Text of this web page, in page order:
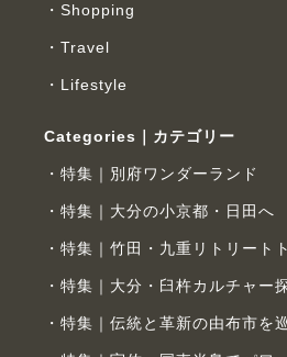
Shopping
Travel
Lifestyle
Categories｜カテゴリー
特集｜別府ワンダーランド
特集｜大分の小京都・日田へ
特集｜竹田・九重リトリート
特集｜大分・臼杵カルチャー
特集｜伝統と革新の由布市を